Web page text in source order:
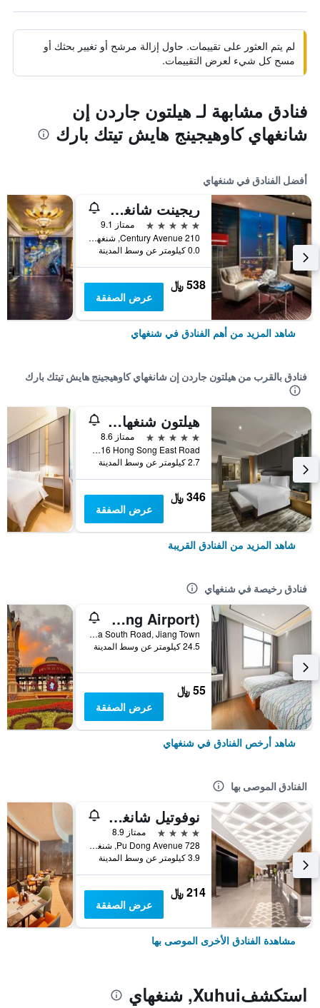
لم يتم العثور على تقييمات. حاول إزالة مرشح أو تغيير بحثك أو
مسح كل شيء لعرض التقييمات.
فنادق مشابهة لـ هيلتون جاردن إن
شانغهاي كاوهيجينج هايش تيتك بارك
أفضل الفنادق في شنغهاي
ريجينت شانغهاي بودونج
5 نجوم
ممتاز 9.1
210 Century Avenue, شنغهاي, الصين
0.0 كيلومتر عن وسط المدينة
538 ﷼
عرض الصفقة
شاهد المزيد من أهم الفنادق في شنغهاي
فنادق بالقرب من هيلتون جاردن إن شانغهاي كاوهيجينج هايش تيتك بارك
هيلتون شنغهاي هونغكياو
5 نجوم
ممتاز 8.6
No.1116 Hong Song East Road, شنغهاي, الصين
2.7 كيلومتر عن وسط المدينة
346 ﷼
عرض الصفقة
شاهد المزيد من الفنادق القريبة
فنادق رخيصة في شنغهاي
Pod Inn (Shanghai Pudong Airport)
No. 10 Shuizha South Road, Jiang Town, شنغهاي, الصين
24.5 كيلومتر عن وسط المدينة
55 ﷼
عرض الصفقة
شاهد أرخص الفنادق في شنغهاي
الفنادق الموصى بها
نوفوتيل شانغهاي أتلانتس
4 نجوم
ممتاز 8.9
728 Pu Dong Avenue, شنغهاي, الصين
3.9 كيلومتر عن وسط المدينة
214 ﷼
عرض الصفقة
مشاهدة الفنادق الأخرى الموصى بها
استكشفXuhui, شنغهاي